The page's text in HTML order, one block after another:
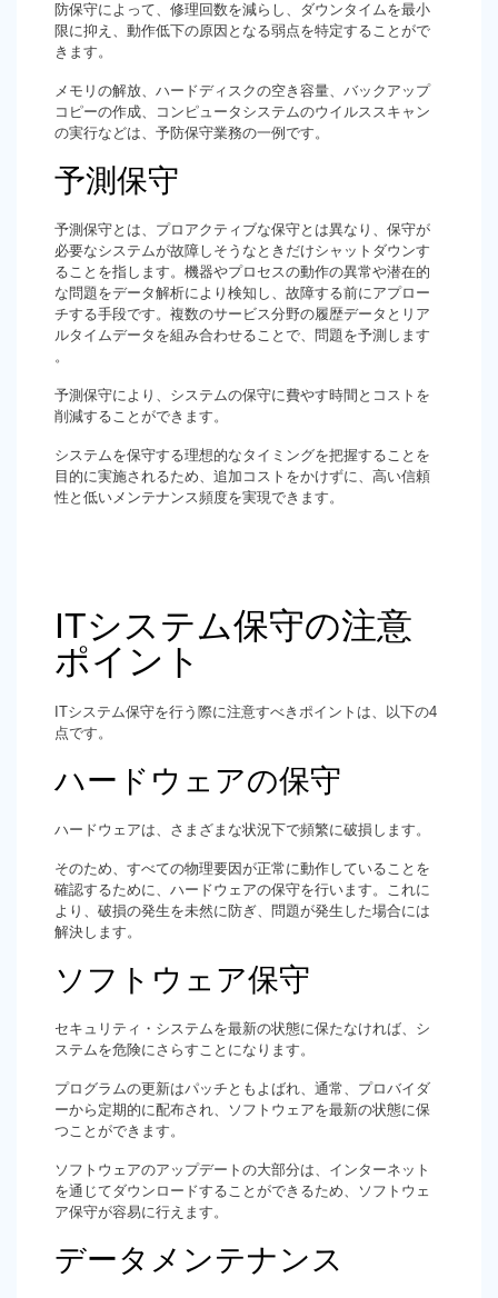
防保守によって、修理回数を減らし、ダウンタイムを最小
限に抑え、動作低下の原因となる弱点を特定することがで
きます。
メモリの解放、ハードディスクの空き容量、バックアップ
コピーの作成、コンピュータシステムのウイルススキャン
の実行などは、予防保守業務の一例です。
予測保守
予測保守とは、プロアクティブな保守とは異なり、保守が
必要なシステムが故障しそうなときだけシャットダウンす
ることを指します。機器やプロセスの動作の異常や潜在的
な問題をデータ解析により検知し、故障する前にアプロー
チする手段です。複数のサービス分野の履歴データとリア
ルタイムデータを組み合わせることで、問題を予測します
。
予測保守により、システムの保守に費やす時間とコストを
削減することができます。
システムを保守する理想的なタイミングを把握することを
目的に実施されるため、追加コストをかけずに、高い信頼
性と低いメンテナンス頻度を実現できます。
ITシステム保守の注意
ポイント
ITシステム保守を行う際に注意すべきポイントは、以下の4
点です。
ハードウェアの保守
ハードウェアは、さまざまな状況下で頻繁に破損します。
そのため、すべての物理要因が正常に動作していることを
確認するために、ハードウェアの保守を行います。これに
より、破損の発生を未然に防ぎ、問題が発生した場合には
解決します。
ソフトウェア保守
セキュリティ・システムを最新の状態に保たなければ、シ
ステムを危険にさらすことになります。
プログラムの更新はパッチともよばれ、通常、プロバイダ
ーから定期的に配布され、ソフトウェアを最新の状態に保
つことができます。
ソフトウェアのアップデートの大部分は、インターネット
を通じてダウンロードすることができるため、ソフトウェ
ア保守が容易に行えます。
データメンテナンス